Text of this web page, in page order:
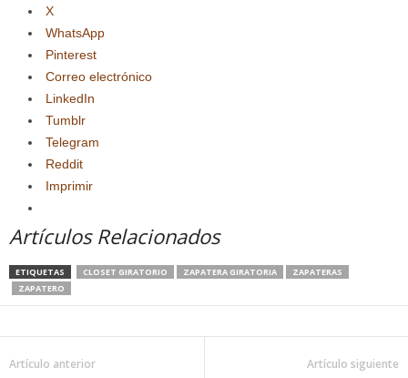
X
WhatsApp
Pinterest
Correo electrónico
LinkedIn
Tumblr
Telegram
Reddit
Imprimir
Artículos Relacionados
ETIQUETAS CLOSET GIRATORIO ZAPATERA GIRATORIA
ZAPATERAS
ZAPATERO
Artículo anterior Artículo siguiente